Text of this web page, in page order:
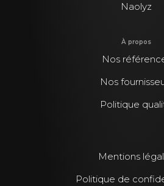
Naolyz
À propos
Nos
Nos
Politique
Mentions
Politique de